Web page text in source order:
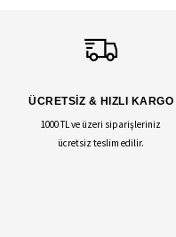
ÜCRETSİZ & HIZLI KARGO
1000 TL ve üzeri siparişleriniz
ücretsiz teslim edilir.